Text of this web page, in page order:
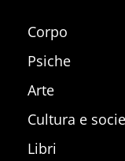
Corpo
Psiche
Arte
Cultura e
Libri